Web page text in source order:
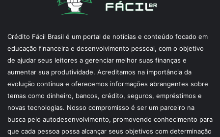
Crédito Fácil Brasil é um portal de notícias e conteúdo focado em
educação financeira e desenvolvimento pessoal, com o objetivo
de ajudar seus leitores a gerenciar melhor suas finanças e
aumentar sua produtividade. Acreditamos na importância da
evolução contínua e oferecemos informações abrangentes sobre
temas como dinheiro, bancos, crédito, seguros, empréstimos e
novas tecnologias. Nosso compromisso é ser um parceiro na
busca pelo autodesenvolvimento, promovendo conhecimento para
que cada pessoa possa alcançar seus objetivos com determinação